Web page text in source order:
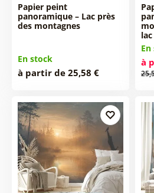
Papier peint
panoramique – Lac près
des montagnes
En stock
à partir de 25,58 €
lac
à